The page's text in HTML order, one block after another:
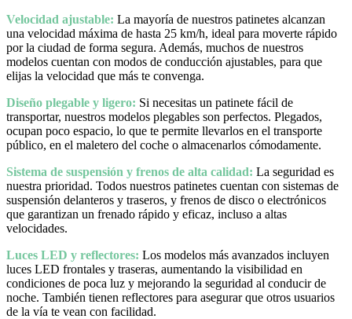
Velocidad ajustable: La mayoría de nuestros patinetes alcanzan
una velocidad máxima de hasta 25 km/h, ideal para moverte rápido
por la ciudad de forma segura. Además, muchos de nuestros
modelos cuentan con modos de conducción ajustables, para que
elijas la velocidad que más te convenga.
Diseño plegable y ligero: Si necesitas un patinete fácil de
transportar, nuestros modelos plegables son perfectos. Plegados,
ocupan poco espacio, lo que te permite llevarlos en el transporte
público, en el maletero del coche o almacenarlos cómodamente.
Sistema de suspensión y frenos de alta calidad: La seguridad es
nuestra prioridad. Todos nuestros patinetes cuentan con sistemas de
suspensión delanteros y traseros, y frenos de disco o electrónicos
que garantizan un frenado rápido y eficaz, incluso a altas
velocidades.
Luces LED y reflectores: Los modelos más avanzados incluyen
luces LED frontales y traseras, aumentando la visibilidad en
condiciones de poca luz y mejorando la seguridad al conducir de
noche. También tienen reflectores para asegurar que otros usuarios
de la vía te vean con facilidad.